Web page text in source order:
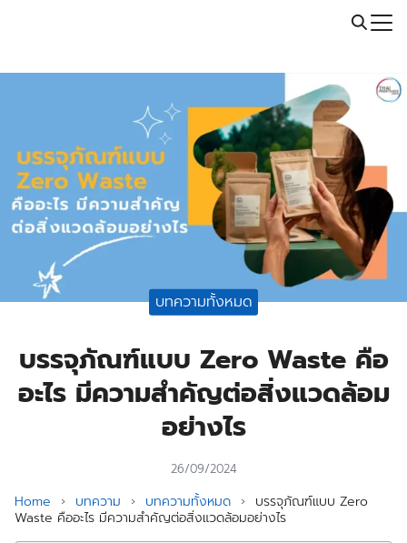
Call: 064-246-5614 | Line: @thaiprintshop
for:
บทความทั้งหมด
บรรจุภัณฑ์แบบ Zero Waste คือ
อะไร มีความสำคัญต่อสิ่งแวดล้อม
อย่างไร
26/09/2024
Home › บทความ › บทความทั้งหมด › บรรจุภัณฑ์แบบ Zero
Waste คืออะไร มีความสำคัญต่อสิ่งแวดล้อมอย่างไร